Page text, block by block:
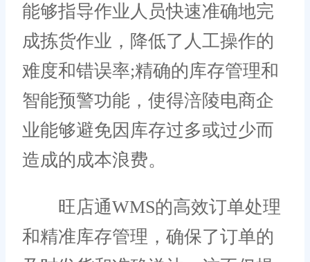
能够指导作业人员快速准确地完
成拣货作业，降低了人工操作的
难度和错误率;精确的库存管理和
智能预警功能，使得涪陵电商企
业能够避免因库存过多或过少而
造成的成本浪费。
旺店通WMS的高效订单处理
和精准库存管理，确保了订单的